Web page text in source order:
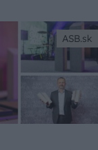
ASB.sk